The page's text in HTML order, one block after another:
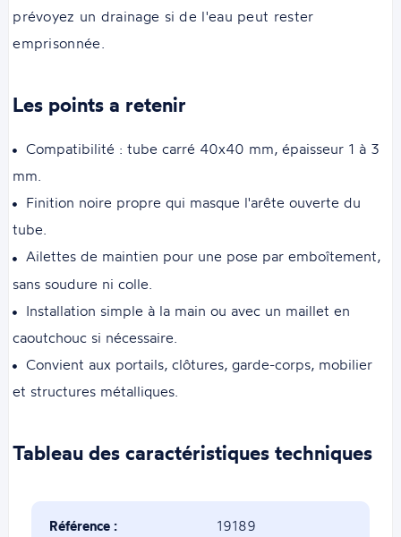
prévoyez un drainage si de l'eau peut rester
emprisonnée.
Les points a retenir
Compatibilité : tube carré 40x40 mm, épaisseur 1 à 3
mm.
Finition noire propre qui masque l'arête ouverte du
tube.
Ailettes de maintien pour une pose par emboîtement,
sans soudure ni colle.
Installation simple à la main ou avec un maillet en
caoutchouc si nécessaire.
Convient aux portails, clôtures, garde-corps, mobilier
et structures métalliques.
Tableau des caractéristiques techniques
Référence : 19189